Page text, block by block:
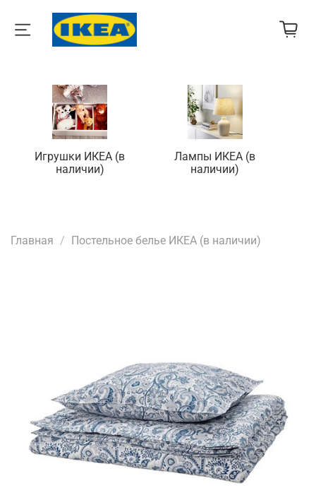
Игрушки ИКЕА (в
наличии)
Лампы ИКЕА (в
наличии)
Главная Постельное белье ИКЕА (в наличии)